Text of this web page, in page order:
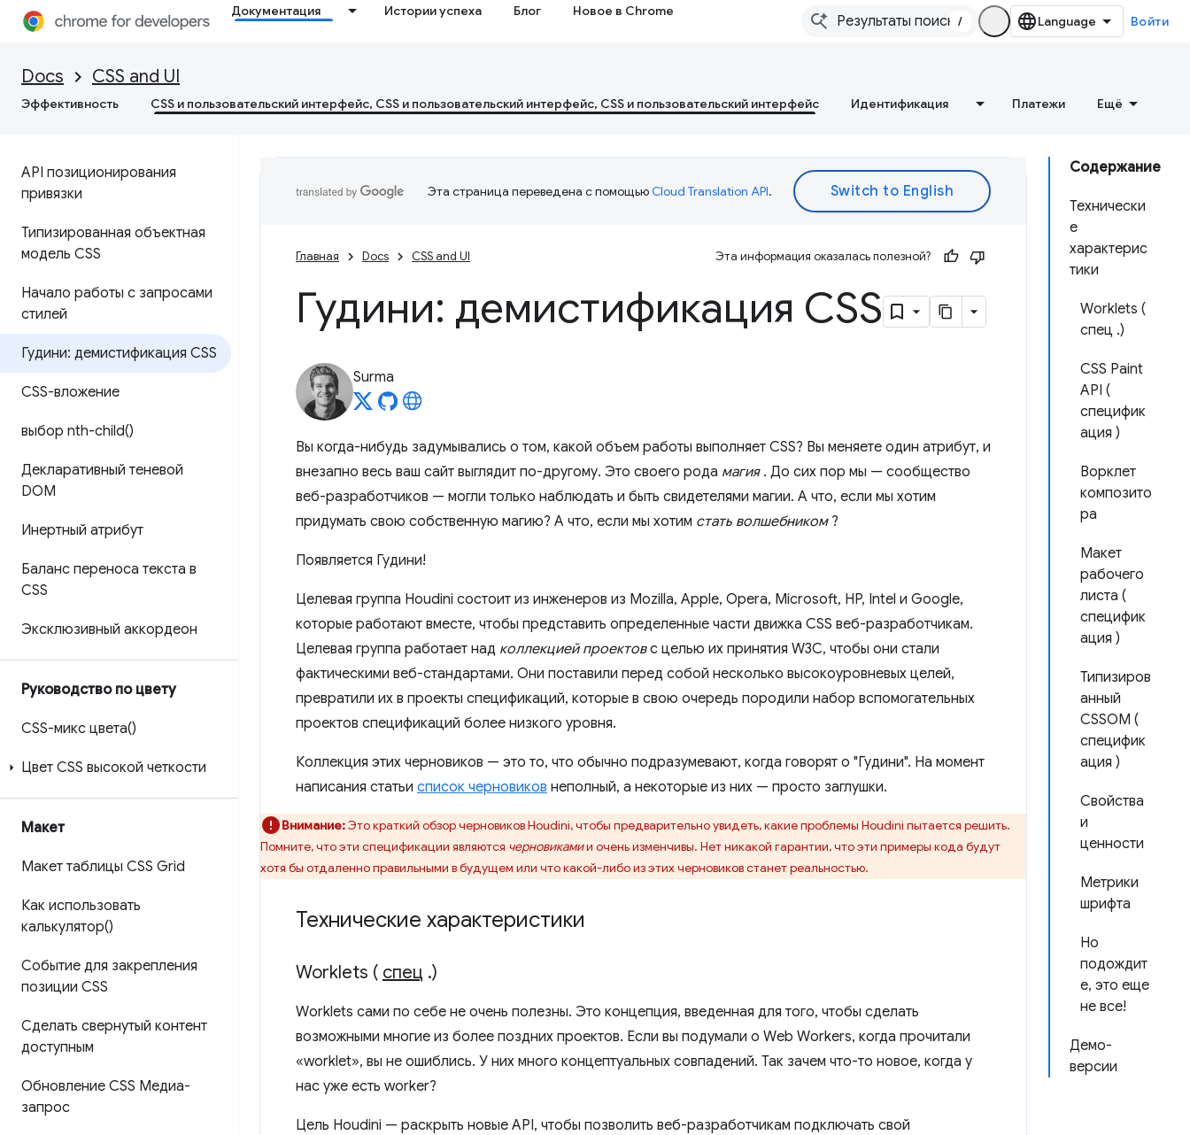
Документация Истории успеха Блог Новое в Chrome
/ Войти
Docs CSS and UI
Эффективность CSS и пользовательский интерфейс, CSS и пользовательский интерфейс, CSS и пользовательский интерфейс Идентификация Платежи Ещё
API позиционирования
привязки
Типизированная объектная
модель CSS
Начало работы с запросами
стилей
Гудини: демистификация CSS
CSS-вложение
выбор nth-child()
Декларативный теневой
DOM
Инертный атрибут
Баланс переноса текста в
CSS
Эксклюзивный аккордеон
Руководство по цвету
CSS-микс цвета()
Цвет CSS высокой четкости
Макет
Макет таблицы CSS Grid
Как использовать
калькулятор()
Событие для закрепления
позиции CSS
Сделать свернутый контент
доступным
Обновление CSS Медиа-
запрос
Содержание
Технически
е
характерис
тики
Worklets (
спец .)
CSS Paint
API (
специфик
ация )
Ворклет
композито
ра
Макет
рабочего
листа (
специфик
ация )
Типизиров
анный
CSSOM (
специфик
ация )
Свойства
и
ценности
Метрики
шрифта
Но
подождит
е, это еще
не все!
Демо-
версии
Эта страница переведена с помощьюCloud Translation API.
Главная Docs CSS and UI Эта информация оказалась полезной?
Гудини: демистификация CSS
Surma
Вы когда-нибудь задумывались о том, какой объем работы выполняет CSS? Вы меняете один атрибут, и
внезапно весь ваш сайт выглядит по-другому. Это своего рода магия. До сих пор мы — сообщество
веб-разработчиков — могли только наблюдать и быть свидетелями магии. А что, если мы хотим
придумать свою собственную магию? А что, если мы хотим стать волшебником?
Появляется Гудини!
Целевая группа Houdini состоит из инженеров из Mozilla, Apple, Opera, Microsoft, HP, Intel и Google,
которые работают вместе, чтобы представить определенные части движка CSS веб-разработчикам.
Целевая группа работает над коллекцией проектовс целью их принятия W3C, чтобы они стали
фактическими веб-стандартами. Они поставили перед собой несколько высокоуровневых целей,
превратили их в проекты спецификаций, которые в свою очередь породили набор вспомогательных
проектов спецификаций более низкого уровня.
Коллекция этих черновиков — это то, что обычно подразумевают, когда говорят о "Гудини". На момент
написания статьи список черновиков неполный, а некоторые из них — просто заглушки.
Внимание:Это краткий обзор черновиков Houdini, чтобы предварительно увидеть, какие проблемы Houdini пытается решить.
Помните, что эти спецификации являются черновикамии очень изменчивы. Нет никакой гарантии, что эти примеры кода будут
хотя бы отдаленно правильными в будущем или что какой-либо из этих черновиков станет реальностью.
Технические характеристики
Worklets ( спец .)
Worklets сами по себе не очень полезны. Это концепция, введенная для того, чтобы сделать
возможными многие из более поздних проектов. Если вы подумали о Web Workers, когда прочитали
«worklet», вы не ошиблись. У них много концептуальных совпадений. Так зачем что-то новое, когда у
нас уже есть worker?
Цель Houdini — раскрыть новые API, чтобы позволить веб-разработчикам подключать свой